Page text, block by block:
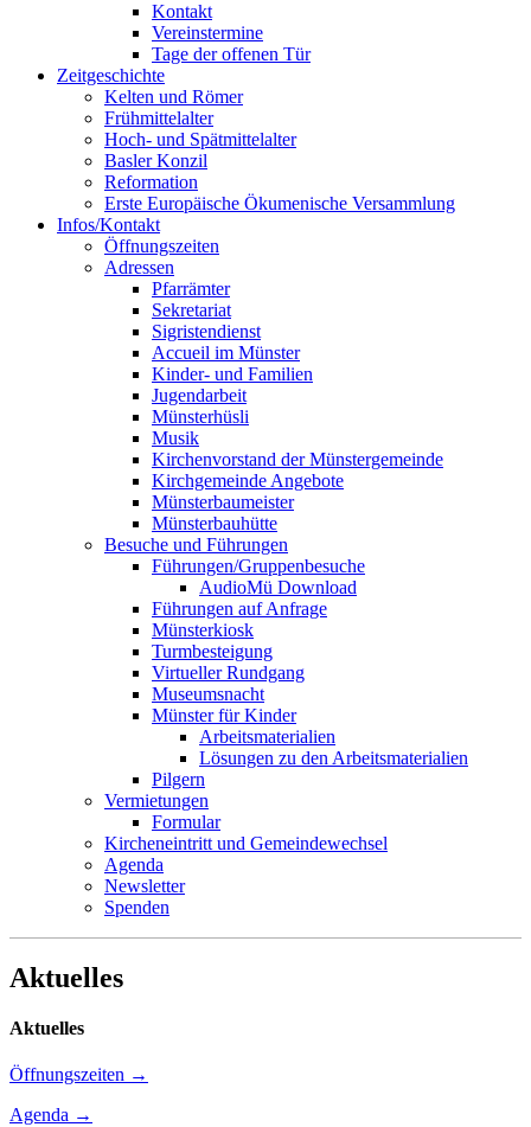
Kontakt
Vereinstermine
Tage der offenen Tür
Zeitgeschichte
Kelten und Römer
Frühmittelalter
Hoch- und Spätmittelalter
Basler Konzil
Reformation
Erste Europäische Ökumenische Versammlung
Infos/Kontakt
Öffnungszeiten
Adressen
Pfarrämter
Sekretariat
Sigristendienst
Accueil im Münster
Kinder- und Familien
Jugendarbeit
Münsterhüsli
Musik
Kirchenvorstand der Münstergemeinde
Kirchgemeinde Angebote
Münsterbaumeister
Münsterbauhütte
Besuche und Führungen
Führungen/Gruppenbesuche
AudioMü Download
Führungen auf Anfrage
Münsterkiosk
Turmbesteigung
Virtueller Rundgang
Museumsnacht
Münster für Kinder
Arbeitsmaterialien
Lösungen zu den Arbeitsmaterialien
Pilgern
Vermietungen
Formular
Kircheneintritt und Gemeindewechsel
Agenda
Newsletter
Spenden
Aktuelles
Aktuelles
Öffnungszeiten →
Agenda →